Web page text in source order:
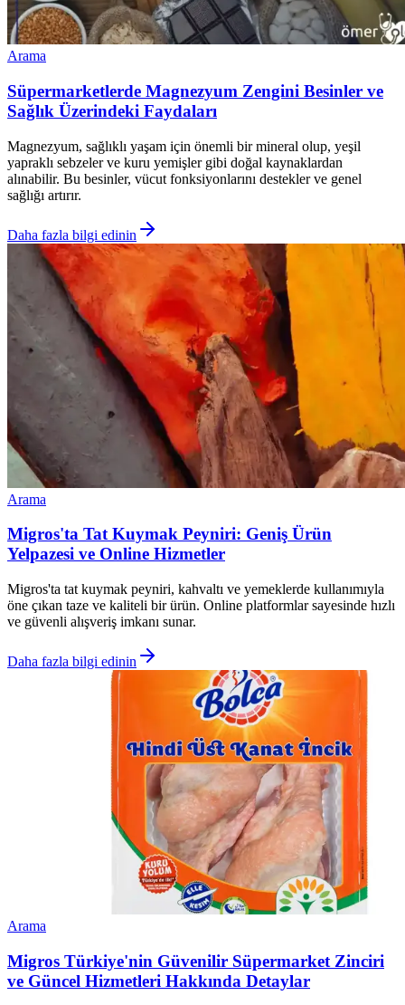
Arama
Süpermarketlerde Magnezyum Zengini Besinler ve
Sağlık Üzerindeki Faydaları
Magnezyum, sağlıklı yaşam için önemli bir mineral olup, yeşil
yapraklı sebzeler ve kuru yemişler gibi doğal kaynaklardan
alınabilir. Bu besinler, vücut fonksiyonlarını destekler ve genel
sağlığı artırır.
Daha fazla bilgi edinin
Arama
Migros'ta Tat Kuymak Peyniri: Geniş Ürün
Yelpazesi ve Online Hizmetler
Migros'ta tat kuymak peyniri, kahvaltı ve yemeklerde kullanımıyla
öne çıkan taze ve kaliteli bir ürün. Online platformlar sayesinde hızlı
ve güvenli alışveriş imkanı sunar.
Daha fazla bilgi edinin
Arama
Migros Türkiye'nin Güvenilir Süpermarket Zinciri
ve Güncel Hizmetleri Hakkında Detaylar